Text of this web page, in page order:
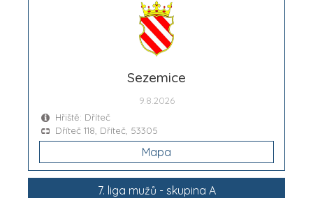
Sezemice
9.8.2026
Hřiště: Dříteč
Dříteč 118, Dříteč, 53305
Mapa
7. liga mužů - skupina A